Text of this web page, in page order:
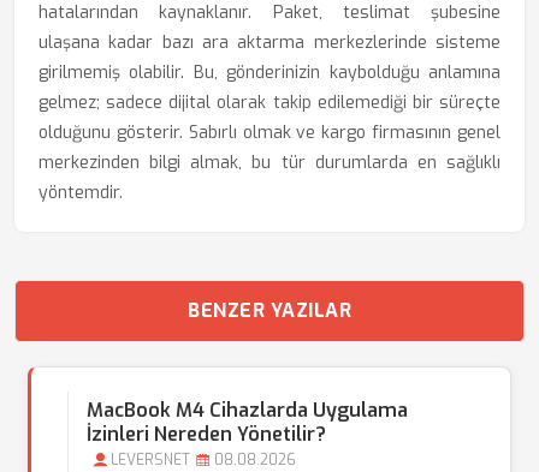
hatalarından kaynaklanır. Paket, teslimat şubesine
ulaşana kadar bazı ara aktarma merkezlerinde sisteme
girilmemiş olabilir. Bu, gönderinizin kaybolduğu anlamına
gelmez; sadece dijital olarak takip edilemediği bir süreçte
olduğunu gösterir. Sabırlı olmak ve kargo firmasının genel
merkezinden bilgi almak, bu tür durumlarda en sağlıklı
yöntemdir.
BENZER YAZILAR
MacBook M4 Cihazlarda Uygulama
İzinleri Nereden Yönetilir?
LEVERSNET 08.08.2026